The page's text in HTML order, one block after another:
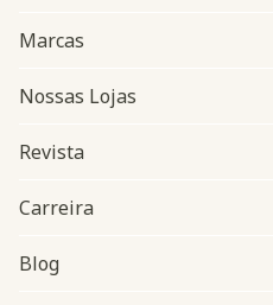
Navegação do rodapé
Marcas
Nossas Lojas
Revista
Carreira
Blog